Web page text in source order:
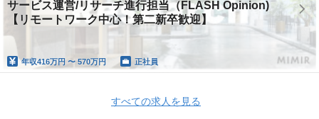
サービス運営/リサーチ進行担当（FLASH Opinion)
【リモートワーク中心！第二新卒歓迎】
年収416万円 〜 570万円 正社員
すべての求人を見る